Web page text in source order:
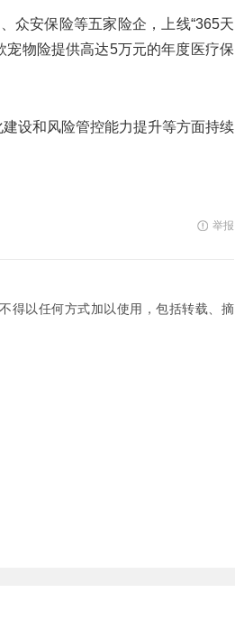
众安保险等五家险企，上线“365天
宠物险提供高达5万元的年度医疗保
建设和风险管控能力提升等方面持续
举报
得以任何方式加以使用，包括转载、摘